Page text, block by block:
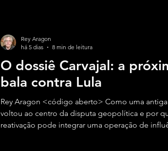
O dossiê Carvajal: a
bala contra Lula
Rey Aragon <código aberto> Como uma antiga
voltou ao centro da disputa geopolítica e por
reativação pode integrar uma operação de
Rey Aragon
há 5 dias
8 min de leitura